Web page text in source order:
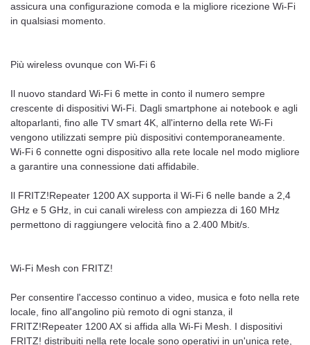
assicura una configurazione comoda e la migliore ricezione Wi-Fi
in qualsiasi momento.
Più wireless ovunque con Wi-Fi 6
Il nuovo standard Wi-Fi 6 mette in conto il numero sempre
crescente di dispositivi Wi-Fi. Dagli smartphone ai notebook e agli
altoparlanti, fino alle TV smart 4K, all'interno della rete Wi-Fi
vengono utilizzati sempre più dispositivi contemporaneamente.
Wi-Fi 6 connette ogni dispositivo alla rete locale nel modo migliore
a garantire una connessione dati affidabile.
Il FRITZ!Repeater 1200 AX supporta il Wi-Fi 6 nelle bande a 2,4
GHz e 5 GHz, in cui canali wireless con ampiezza di 160 MHz
permettono di raggiungere velocità fino a 2.400 Mbit/s.
Wi-Fi Mesh con FRITZ!
Per consentire l'accesso continuo a video, musica e foto nella rete
locale, fino all'angolino più remoto di ogni stanza, il
FRITZ!Repeater 1200 AX si affida alla Wi-Fi Mesh. I dispositivi
FRITZ! distribuiti nella rete locale sono operativi in un'unica rete,